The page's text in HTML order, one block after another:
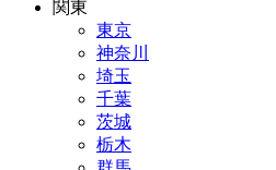
関東
東京
神奈川
埼玉
千葉
茨城
栃木